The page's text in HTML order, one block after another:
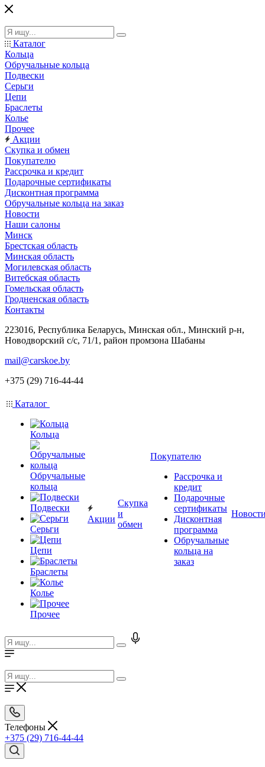
Каталог
Кольца
Обручальные кольца
Подвески
Серьги
Цепи
Браслеты
Колье
Прочее
Акции
Скупка и обмен
Покупателю
Рассрочка и кредит
Подарочные сертификаты
Дисконтная программа
Обручальные кольца на заказ
Новости
Наши салоны
Минск
Брестская область
Минская область
Могилевская область
Витебская область
Гомельская область
Гродненская область
Контакты
223016, Республика Беларусь, Минская обл., Минский р-н,
Новодворский с/с, 71/1, район промзона Шабаны
mail@carskoe.by
+375 (29) 716-44-44
Каталог
Кольца
Обручальные
кольца
Подвески
Серьги
Цепи
Браслеты
Колье
Прочее
Акции
Скупка
и
обмен
Покупателю
Рассрочка и
кредит
Подарочные
сертификаты
Дисконтная
программа
Обручальные
кольца на
заказ
Телефоны
+375 (29) 716-44-44